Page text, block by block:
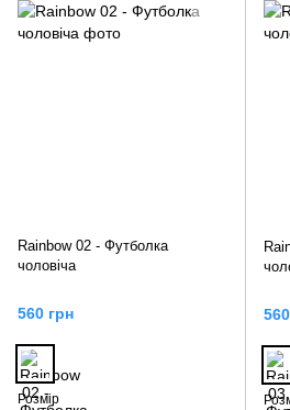
Rainbow 02 - Футболка
чоловіча
560 грн
Розмір